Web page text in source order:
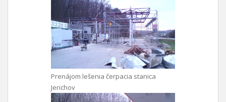
Prenájom lešenia čerpacia stanica
Jerichov